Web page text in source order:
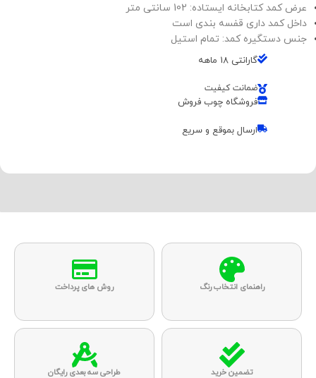
عرض کمد کتابخانه ایستاده: 102 سانتی متر
داخل کمد داری قفسه بندی است
جنس دستگیره کمد: تمام استیل
گارانتی 18 ماهه
ضمانت کیفیت
فروشگاه چوب فروش
ارسال بموقع و سریع
راهنمای انتخاب رنگ روش های پرداخت
تضمین خرید طراحی سه بعدی رایگان